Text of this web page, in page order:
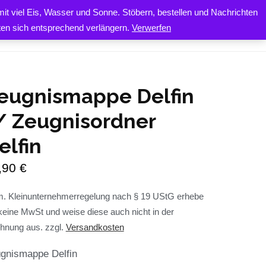
viel Eis, Wasser und Sonne. Stöbern, bestellen und Nachrichten
sich entsprechend verlängern. Verwerfen
Delfin
€
Kleinunternehmerregelung nach § 19 UStG erhebe
MwSt und weise diese auch nicht in der
aus. zzgl. Versandkosten
Delfin